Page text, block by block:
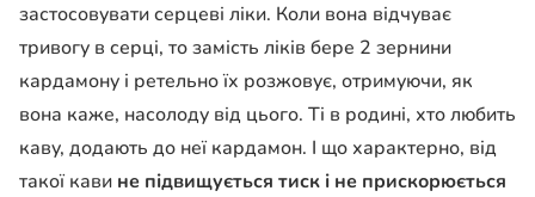
застосовувати серцеві ліки. Коли вона відчуває
тривогу в серці, то замість ліків бере 2 зернини
кардамону і ретельно їх розжовує, отримуючи, як
вона каже, насолоду від цього. Ті в родині, хто любить
каву, додають до неї кардамон. І що характерно, від
такої кави не підвищується тиск і не прискорюється